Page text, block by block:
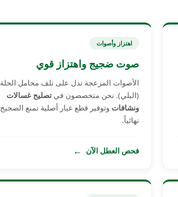
اهتزاز وأصوات
صوت ضجيج واهتزاز قوي
الأصوات المزعجة تدل على تلف محامل الحلة
(البلي). نحن متخصصون فيتصليح غسالات
ونشافات وتوفير قطع غيار أصلية تمنع الضجيج
نهائياً.
فحص العطل الآن ←